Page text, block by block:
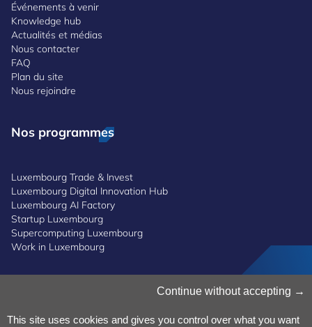
Événements à venir
Knowledge hub
Actualités et médias
Nous contacter
FAQ
Plan du site
Nous rejoindre
Nos programmes
Luxembourg Trade & Invest
Luxembourg Digital Innovation Hub
Luxembourg AI Factory
Startup Luxembourg
Supercomputing Luxembourg
Work in Luxembourg
Notice de confidentialité
Continue without accepting
This site uses cookies and gives you control over what you want